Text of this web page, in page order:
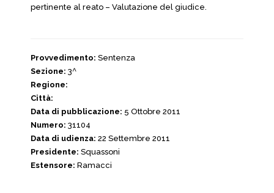
pertinente al reato – Valutazione del giudice.
Provvedimento: Sentenza
Sezione: 3^
Regione:
Città:
Data di pubblicazione: 5 Ottobre 2011
Numero: 31104
Data di udienza: 22 Settembre 2011
Presidente: Squassoni
Estensore: Ramacci